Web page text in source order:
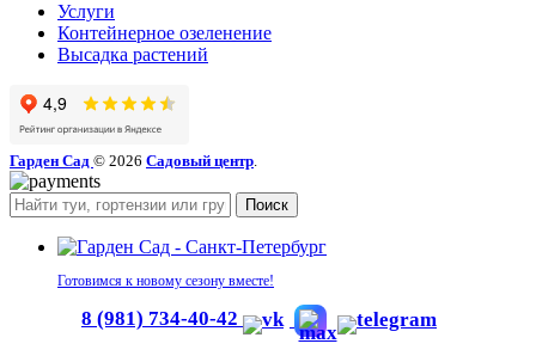
Услуги
Контейнерное озеленение
Высадка растений
Гарден Сад © 2026 Садовый центр.
Поиск
Готовимся к новому сезону вместе!
8 (981) 734-40-42